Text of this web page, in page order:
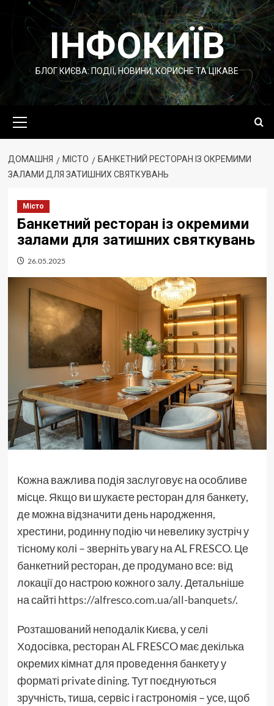
Перейти
ІНФОКИЇВ
БЛОГ КИЄВА: ПОДІЇ, НОВИНИ, КОРИСНЕ ТА ЦІКАВЕ
меню
ДОМАШНЯ МІСТО
БАНКЕТНИЙ РЕСТОРАН ІЗ ОКРЕМИМИ
ЗАЛАМИ ДЛЯ ЗАТИШНИХ СВЯТКУВАНЬ
Місто
Банкетний ресторан із окремими
залами для затишних святкувань
26.05.2025
Кожна важлива подія заслуговує на особливе
місце. Якщо ви шукаєте ресторан для банкету,
де можна відзначити день народження,
хрестини, родинну подію чи невелику зустріч у
тісному колі – зверніть увагу на AL FRESCO. Це
банкетний ресторан, де продумано все: від
локації до настрою кожного залу. Детальніше
на сайті https://alfresco.com.ua/all-banquets/.
Розташований неподалік Києва, у селі
Ходосівка, ресторан AL FRESCO має декілька
окремих кімнат для проведення банкету у
форматі private dining. Тут поєднуються
зручність, тиша, сервіс і гастрономія – усе, щоб